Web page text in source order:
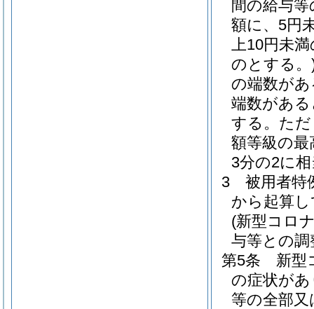
間の給与
額に、5円
上10円未
のとする。
の端数が
端数があ
する。 た
額等級の
3分の2に
3
被用者特
から起算
(新型コロ
与等との調
第5条
新型
の症状が
等の全部